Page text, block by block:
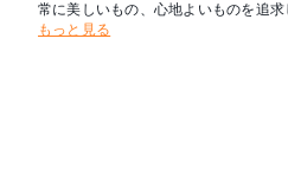
常に美しいもの、心地よいものを追求
もっと見る